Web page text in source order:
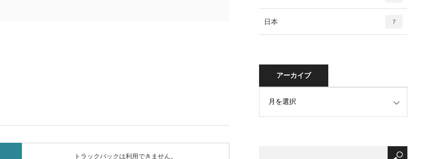
トラックバックは利用できません。
日本 7
アーカイブ